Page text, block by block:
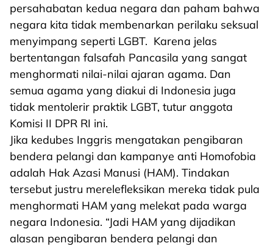
persahabatan kedua negara dan paham bahwa
negara kita tidak membenarkan perilaku seksual
menyimpang seperti LGBT. Karena jelas
bertentangan falsafah Pancasila yang sangat
menghormati nilai-nilai ajaran agama. Dan
semua agama yang diakui di Indonesia juga
tidak mentolerir praktik LGBT, tutur anggota
Komisi II DPR RI ini.
Jika kedubes Inggris mengatakan pengibaran
bendera pelangi dan kampanye anti Homofobia
adalah Hak Azasi Manusi (HAM). Tindakan
tersebut justru merelefleksikan mereka tidak pula
menghormati HAM yang melekat pada warga
negara Indonesia. “Jadi HAM yang dijadikan
alasan pengibaran bendera pelangi dan